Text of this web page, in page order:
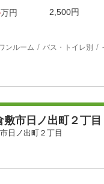
万円 2,500円
ンルーム バス・トイレ別
敷市日ノ出町２丁
日ノ出町２丁目